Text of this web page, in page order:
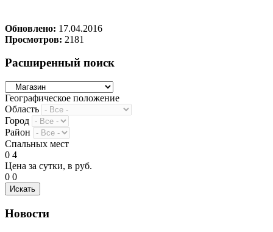
Обновлено: 17.04.2016
Просмотров: 2181
Расширенный поиск
Географическое положение
Область
Город
Район
Спальных мест
0 4
Цена за сутки, в руб.
0 0
Новости